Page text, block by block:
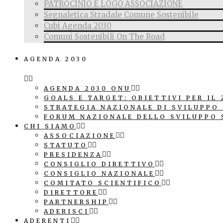
PATROCINIO E LOGO ASSOCIAZIONE
Segnaletica Stradale Comune Sostenibile
Cubi Agenda 2030
Comuni Sostenibili On The Road
AGENDA 2030
AGENDA 2030 ONU
GOALS E TARGET: OBIETTIVI PER IL
STRATEGIA NAZIONALE DI SVILUPPO
FORUM NAZIONALE DELLO SVILUPPO
CHI SIAMO
ASSOCIAZIONE
STATUTO
PRESIDENZA
CONSIGLIO DIRETTIVO
CONSIGLIO NAZIONALE
COMITATO SCIENTIFICO
DIRETTORE
PARTNERSHIP
ADERISCI
ADERENTI